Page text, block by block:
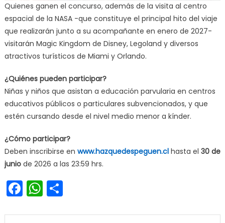
Quienes ganen el concurso, además de la visita al centro
espacial de la NASA -que constituye el principal hito del viaje
que realizarán junto a su acompañante en enero de 2027-
visitarán Magic Kingdom de Disney, Legoland y diversos
atractivos turísticos de Miami y Orlando.
¿Quiénes pueden participar?
Niñas y niños que asistan a educación parvularia en centros
educativos públicos o particulares subvencionados, y que
estén cursando desde el nivel medio menor a kínder.
¿Cómo participar?
Deben inscribirse en www.hazquedespeguen.clhasta el 30 de
juniode 2026 a las 23:59 hrs.
Facebook
WhatsApp
Share